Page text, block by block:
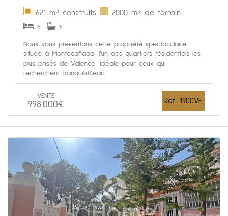
621 m2 construits 2000 m2 de terrain
6 6
Nous vous présentons cette propriété spectaculaire
située à Montecañada, l’un des quartiers résidentiels les
plus prisés de Valence, idéale pour ceux qui
recherchent tranquillit&eac...
VENTE
998.000€ Ref. 1900VE